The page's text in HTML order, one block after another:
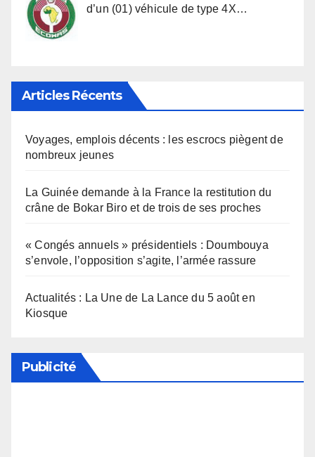
d’un (01) véhicule de type 4X…
Articles Récents
Voyages, emplois décents : les escrocs piègent de
nombreux jeunes
La Guinée demande à la France la restitution du
crâne de Bokar Biro et de trois de ses proches
« Congés annuels » présidentiels : Doumbouya
s’envole, l’opposition s’agite, l’armée rassure
Actualités : La Une de La Lance du 5 août en
Kiosque
Publicité